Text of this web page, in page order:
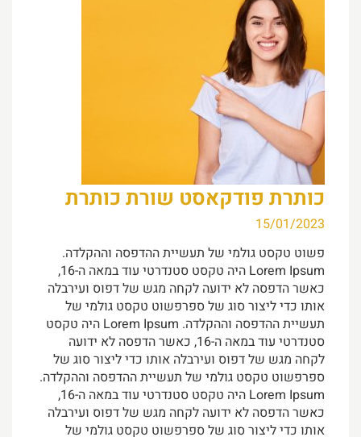
כותרת פודקאסט שורת כותרת
15/01/2023
פשוט טקסט גולמי של תעשיית ההדפסה וההקלדה.
Lorem Ipsum היה טקסט סטנדרטי עוד במאה ה-16,
כאשר הדפסה לא ידועה לקחה מגש של דפוס ועירבלה
אותו כדי ליצור סוג של ספרפשוט טקסט גולמי של
תעשיית ההדפסה וההקלדה. Lorem Ipsum היה טקסט
סטנדרטי עוד במאה ה-16, כאשר הדפסה לא ידועה
לקחה מגש של דפוס ועירבלה אותו כדי ליצור סוג של
ספרפשוט טקסט גולמי של תעשיית ההדפסה וההקלדה.
Lorem Ipsum היה טקסט סטנדרטי עוד במאה ה-16,
כאשר הדפסה לא ידועה לקחה מגש של דפוס ועירבלה
אותו כדי ליצור סוג של ספרפשוט טקסט גולמי של